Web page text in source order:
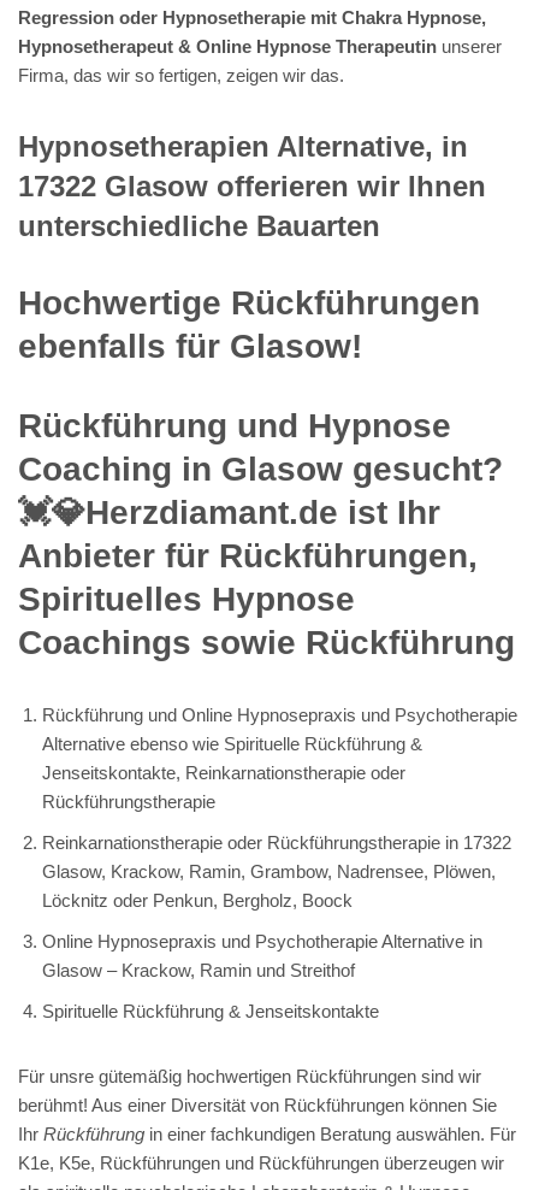
Regression oder Hypnosetherapie mit Chakra Hypnose,
Hypnosetherapeut & Online Hypnose Therapeutin unserer
Firma, das wir so fertigen, zeigen wir das.
Hypnosetherapien Alternative, in
17322 Glasow offerieren wir Ihnen
unterschiedliche Bauarten
Hochwertige Rückführungen
ebenfalls für Glasow!
Rückführung und Hypnose
Coaching in Glasow gesucht?
💓️💎Herzdiamant.de ist Ihr
Anbieter für Rückführungen,
Spirituelles Hypnose
Coachings sowie Rückführung
Rückführung und Online Hypnosepraxis und Psychotherapie
Alternative ebenso wie Spirituelle Rückführung &
Jenseitskontakte, Reinkarnationstherapie oder
Rückführungstherapie
Reinkarnationstherapie oder Rückführungstherapie in 17322
Glasow, Krackow, Ramin, Grambow, Nadrensee, Plöwen,
Löcknitz oder Penkun, Bergholz, Boock
Online Hypnosepraxis und Psychotherapie Alternative in
Glasow – Krackow, Ramin und Streithof
Spirituelle Rückführung & Jenseitskontakte
Für unsre gütemäßig hochwertigen Rückführungen sind wir
berühmt! Aus einer Diversität von Rückführungen können Sie
Ihr Rückführung in einer fachkundigen Beratung auswählen. Für
K1e, K5e, Rückführungen und Rückführungen überzeugen wir